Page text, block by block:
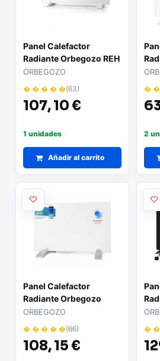
Panel Calefactor
Radiante Orbegozo REH
1500 A/ 1500W
ORBEGOZO
� � � � �(63)
107,10 €
1 unidades
Añadir al carrito
�
2
Panel Calefactor
Radiante Orbegozo
REW 1000/ 1000W/
ORBEGOZO
� � � � �(66)
108,15 €
�